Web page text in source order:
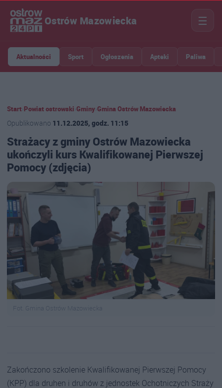
Ostrów Mazowiecka ☰
Aktualności Sport Ogłoszenia Apteki Paliwa
Start Powiat ostrowski Gminy Gmina Ostrów Mazowiecka
Opublikowano 11.12.2025, godz. 11:15
Strażacy z gminy Ostrów Mazowiecka
ukończyli kurs Kwalifikowanej Pierwszej
Pomocy (zdjęcia)
Fot. Gmina Ostrów Mazowiecka
Zakończono szkolenie Kwalifikowanej Pierwszej Pomocy
(KPP) dla druhen i druhów z jednostek Ochotniczych Straży